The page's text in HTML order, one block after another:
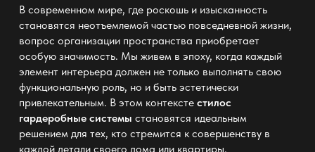
В современном мире, где роскошь и изысканность
становятся неотъемлемой частью повседневной жизни,
вопрос организации пространства приобретает
особую значимость. Мы живем в эпоху, когда каждый
элемент интерьера должен не только выполнять свою
функциональную роль, но и быть эстетически
привлекательным. В этом контексте стилос
гардеробные системы становятся идеальным
решением для тех, кто стремится к совершенству в
каждой детали своего дома или квартиры.